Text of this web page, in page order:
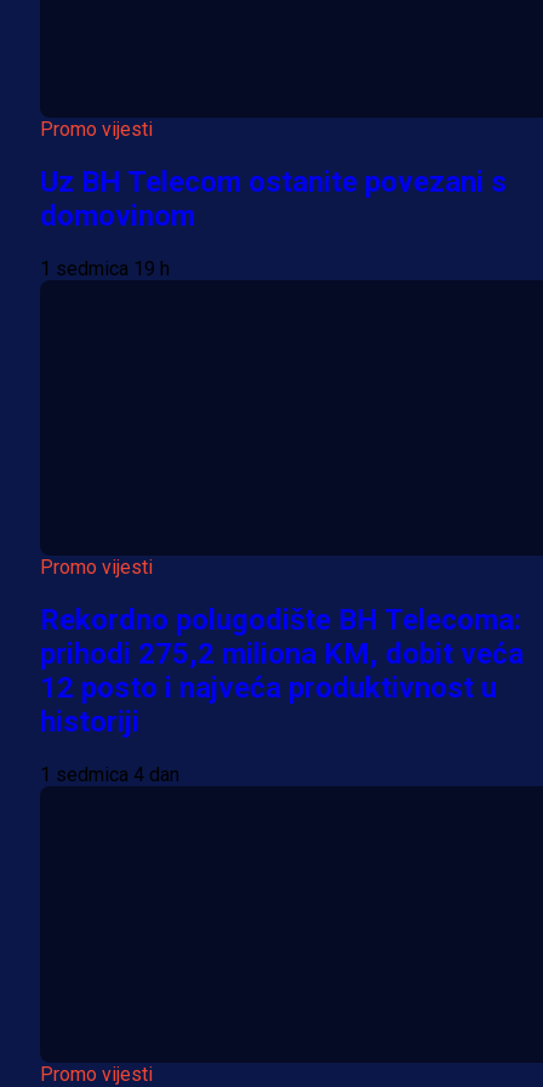
Promo vijesti
Uz BH Telecom ostanite povezani s
domovinom
1 sedmica 19 h
Promo vijesti
Rekordno polugodište BH Telecoma:
prihodi 275,2 miliona KM, dobit veća
12 posto i najveća produktivnost u
historiji
1 sedmica 4 dan
Promo vijesti